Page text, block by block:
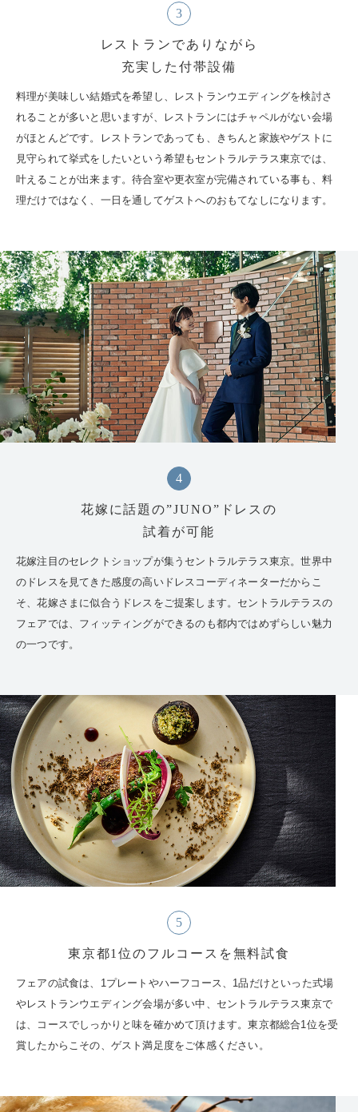
3
レストランでありながら
充実した付帯設備
料理が美味しい結婚式を希望し、レストランウエディングを検討さ
れることが多いと思いますが、レストランにはチャペルがない会場
がほとんどです。レストランであっても、きちんと家族やゲストに
見守られて挙式をしたいという希望もセントラルテラス東京では、
叶えることが出来ます。待合室や更衣室が完備されている事も、料
理だけではなく、一日を通してゲストへのおもてなしになります。
4
花嫁に話題の”JUNO”ドレスの
試着が可能
花嫁注目のセレクトショップが集うセントラルテラス東京。世界中
のドレスを見てきた感度の高いドレスコーディネーターだからこ
そ、花嫁さまに似合うドレスをご提案します。セントラルテラスの
フェアでは、フィッティングができるのも都内ではめずらしい魅力
の一つです。
5
東京都1位のフルコースを無料試食
フェアの試食は、1プレートやハーフコース、1品だけといった式場
やレストランウエディング会場が多い中、セントラルテラス東京で
は、コースでしっかりと味を確かめて頂けます。東京都総合1位を受
賞したからこその、ゲスト満足度をご体感ください。